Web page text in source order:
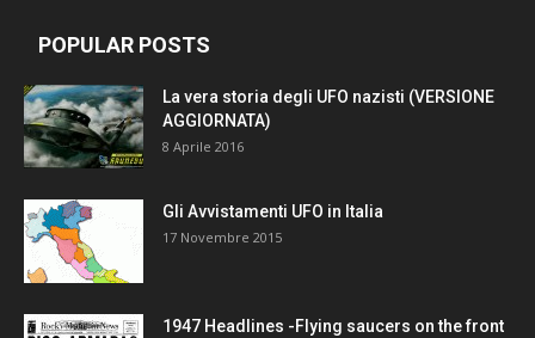
POPULAR POSTS
La vera storia degli UFO nazisti (VERSIONE
AGGIORNATA)
8 Aprile 2016
Gli Avvistamenti UFO in Italia
17 Novembre 2015
1947 Headlines -Flying saucers on the front